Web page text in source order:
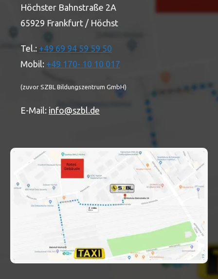
Höchster Bahnstraße 2A
65929 Frankfurt / Höchst
Tel.: +49 69 94 59 59 50
Mobil: +49 170- 10 10 017
(zuvor SZBL Bildungszentrum GmbH)
E-Mail: info@szbl.de